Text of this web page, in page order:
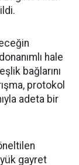
hale
bağlarını
protokol
adeta bir
gayret